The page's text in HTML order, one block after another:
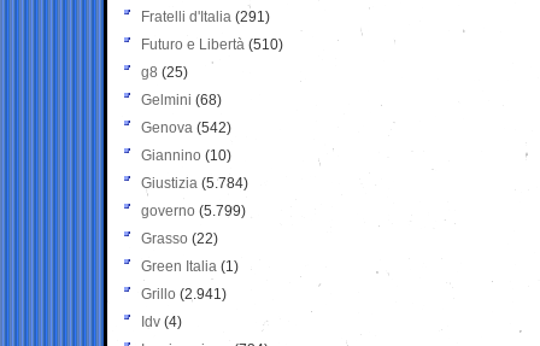
Fratelli d'Italia (291)
Futuro e Libertà (510)
g8 (25)
Gelmini (68)
Genova (542)
Giannino (10)
Giustizia (5.784)
governo (5.799)
Grasso (22)
Green Italia (1)
Grillo (2.941)
Idv (4)